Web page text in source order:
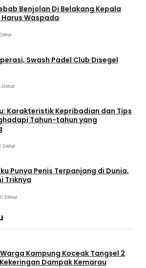
Benjolan Di Belakang Kepala
Waspada
Swash Padel Club Disegel
Dilihat
Karakteristik Kepribadian dan Tips
Tahun-tahun yang
Dilihat
Punya Penis Terpanjang di Dunia,
Triknya
Dilihat
Kampung Koceak Tangsel 2
Dampak Kemarau